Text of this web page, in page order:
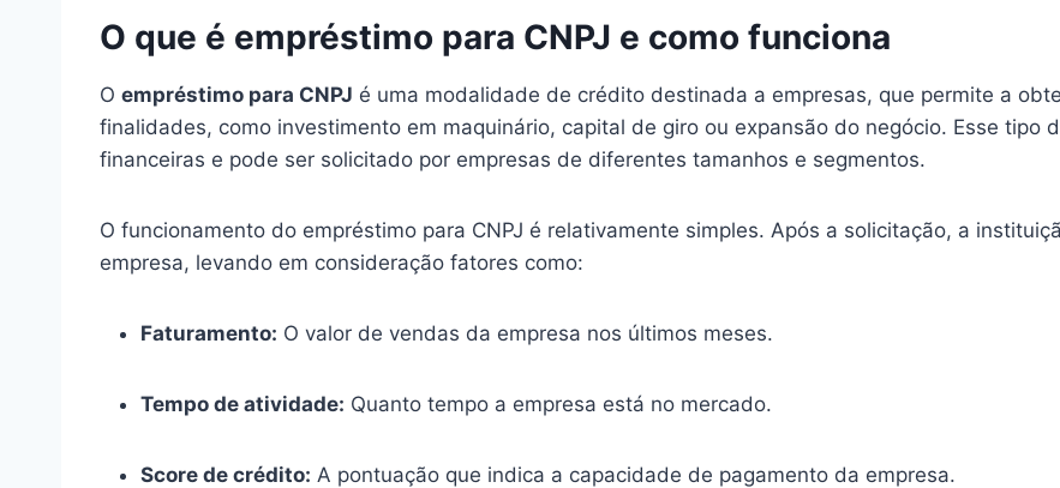
O que é empréstimo para CNPJ e como funciona
O empréstimo para CNPJ é uma modalidade de crédito destinada a empresas, que permite a
finalidades, como investimento em maquinário, capital de giro ou expansão do negócio. Esse tipo
financeiras e pode ser solicitado por empresas de diferentes tamanhos e segmentos.
O funcionamento do empréstimo para CNPJ é relativamente simples. Após a solicitação, a
empresa, levando em consideração fatores como:
Faturamento: O valor de vendas da empresa nos últimos meses.
Tempo de atividade: Quanto tempo a empresa está no mercado.
Score de crédito: A pontuação que indica a capacidade de pagamento da empresa.